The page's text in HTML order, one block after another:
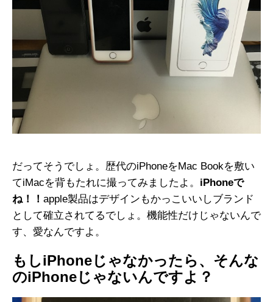
だってそうでしょ。歴代のiPhoneをMac Bookを敷い
てiMacを背もたれに撮ってみましたよ。 iPhoneで
ね！！ apple製品はデザインもかっこいいしブランド
として確立されてるでしょ。機能性だけじゃないんで
す、愛なんですよ。
もしiPhoneじゃなかったら、そんな
のiPhoneじゃないんですよ？